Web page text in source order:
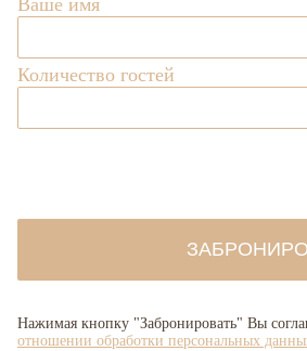
Ваше имя
Количество гостей
Нажимая кнопку "Забронировать" Вы
отношении обработки персональных